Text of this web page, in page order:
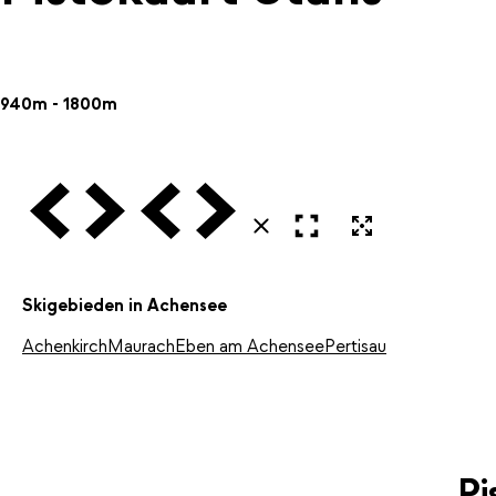
940m - 1800m
Vorige VolgendeVorige Volgende
SluitenOpen in volledig scherm
Skigebieden in Achensee
AchenkirchMaurachEben am AchenseePertisau